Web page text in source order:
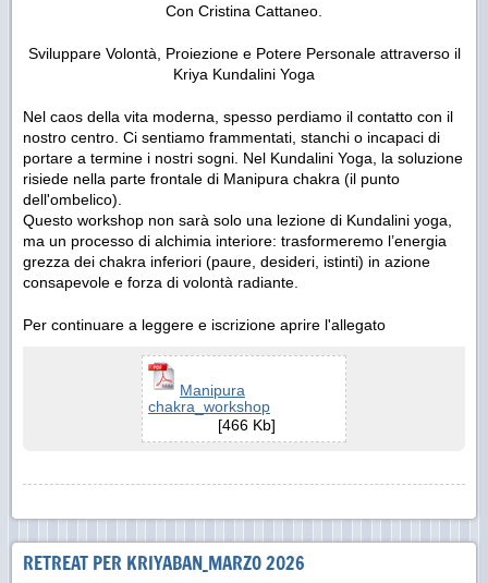
Con Cristina Cattaneo.
Sviluppare Volontà, Proiezione e Potere Personale attraverso il
Kriya Kundalini Yoga
Nel caos della vita moderna, spesso perdiamo il contatto con il
nostro centro. Ci sentiamo frammentati, stanchi o incapaci di
portare a termine i nostri sogni. Nel Kundalini Yoga, la soluzione
risiede nella parte frontale di Manipura chakra (il punto
dell'ombelico).
Questo workshop non sarà solo una lezione di Kundalini yoga,
ma un processo di alchimia interiore: trasformeremo l’energia
grezza dei chakra inferiori (paure, desideri, istinti) in azione
consapevole e forza di volontà radiante.
Per continuare a leggere e iscrizione aprire l'allegato
Manipura
chakra_workshop
[466 Kb]
RETREAT PER KRIYABAN_MARZO 2026